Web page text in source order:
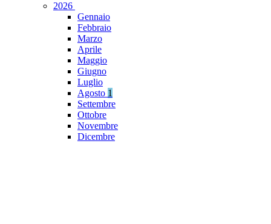
2026
Gennaio
Febbraio
Marzo
Aprile
Maggio
Giugno
Luglio
Agosto 1
Settembre
Ottobre
Novembre
Dicembre